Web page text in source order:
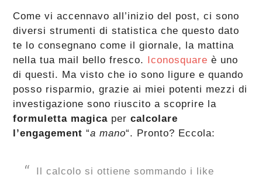
Come vi accennavo all’inizio del post, ci sono
diversi strumenti di statistica che questo dato
te lo consegnano come il giornale, la mattina
nella tua mail bello fresco.
Iconosquare è uno
di questi. Ma visto che io sono ligure e quando
posso risparmio, grazie ai miei potenti mezzi di
investigazione sono riuscito a scoprire la
formuletta magica percalcolare
l’engagement “a mano“. Pronto? Eccola:
Il calcolo si ottiene sommando i like